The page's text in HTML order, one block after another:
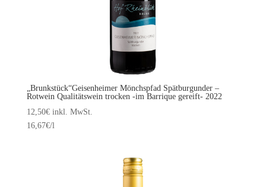
„Brunkstück“Geisenheimer Mönchspfad Spätburgunder –
Rotwein Qualitätswein trocken -im Barrique gereift- 2022
12,50€ inkl. MwSt.
16,67€/l